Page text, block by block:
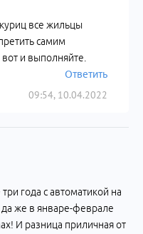
09:54, 10.04.2022
куриц все жильцы
самим
и выполняйте.
Ответить
года с автоматикой на
же в январе-феврале
И разница приличная от